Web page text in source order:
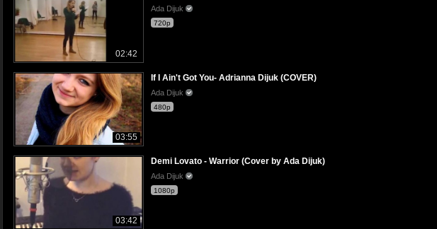
02:42
Ada Dijuk
720p
03:55
If I Ain't Got You- Adrianna Dijuk (COVER)
Ada Dijuk
480p
03:42
Demi Lovato - Warrior (Cover by Ada Dijuk)
Ada Dijuk
1080p